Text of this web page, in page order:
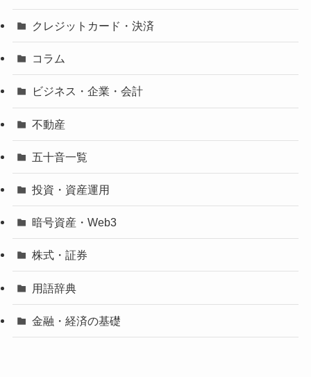
クレジットカード・決済
コラム
ビジネス・企業・会計
不動産
五十音一覧
投資・資産運用
暗号資産・Web3
株式・証券
用語辞典
金融・経済の基礎